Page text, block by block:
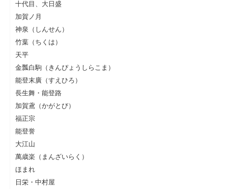
十代目、大日盛
加賀ノ月
神泉（しんせん）
竹葉（ちくは）
天平
金瓢白駒（きんぴょうしらこま）
能登末廣（すえひろ）
長生舞・能登路
加賀鳶（かがとび）
福正宗
能登誉
大江山
萬歳楽（まんざいらく）
ほまれ
日栄・中村屋